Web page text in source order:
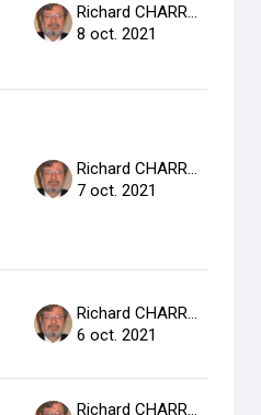
Richard CHARRON
8 oct. 2021
Richard CHARRON
7 oct. 2021
Richard CHARRON
6 oct. 2021
Richard CHARRON